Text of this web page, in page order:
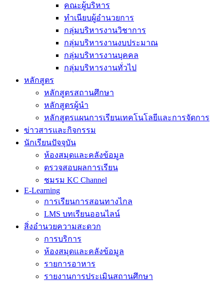
คณะผู้บริหาร
ทำเนียบผู้อำนวยการ
กลุ่มบริหารงานวิชาการ
กลุ่มบริหารงานงบประมาณ
กลุ่มบริหารงานบุคคล
กลุ่มบริหารงานทั่วไป
หลักสูตร
หลักสูตรสถานศึกษา
หลักสูตรผู้นำ
หลักสูตรแผนการเรียนเทคโนโลยีและการจัดการ
ข่าวสารและกิจกรรม
นักเรียนปัจจุบัน
ห้องสมุดและคลังข้อมูล
ตรวจสอบผลการเรียน
ชมรม KC Channel
E-Learning
การเรียนการสอนทางไกล
LMS บทเรียนออนไลน์
สิ่งอำนวยความสะดวก
การบริการ
ห้องสมุดและคลังข้อมูล
รายการอาหาร
รายงานการประเมินสถานศึกษา